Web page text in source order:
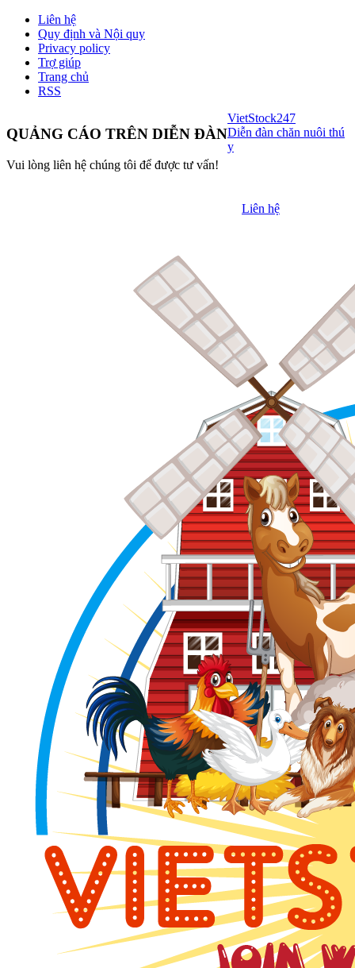
Liên hệ
Quy định và Nội quy
Privacy policy
Trợ giúp
Trang chủ
RSS
QUẢNG CÁO TRÊN DIỄN ĐÀN
Vui lòng liên hệ chúng tôi để được tư vấn!
Liên hệ
VietStock247
Diễn đàn chăn nuôi thú
y